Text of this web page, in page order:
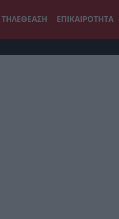
ΤΗΛΕΘΕΑΣΗ ΕΠΙΚΑΙΡΟΤΗΤΑ